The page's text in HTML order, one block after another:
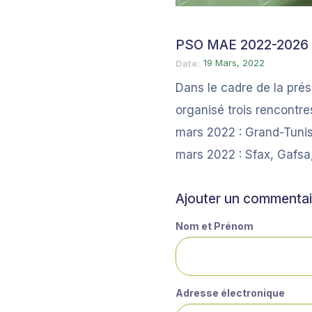
PSO MAE 2022-2026
Date 19 Mars, 2022
Dans le cadre de la
organisé trois
mars 2022 : Grand-
mars 2022 : Sfax,
Ajouter un
Nom et Prénom
Adresse électronique